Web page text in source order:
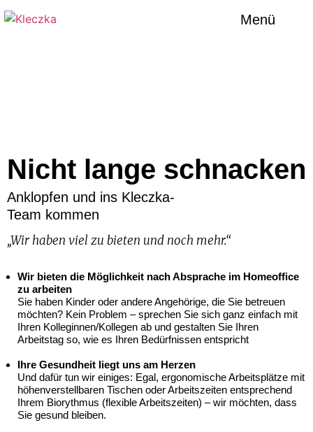
Menü
Nicht lange schnacken
Anklopfen und ins Kleczka-
Team kommen
„Wir haben viel zu bieten und noch mehr.“
Wir bieten die Möglichkeit nach Absprache im Homeoffice
zu arbeiten
Sie haben Kinder oder andere Angehörige, die Sie betreuen
möchten? Kein Problem – sprechen Sie sich ganz einfach mit
Ihren Kolleginnen/Kollegen ab und gestalten Sie Ihren
Arbeitstag so, wie es Ihren Bedürfnissen entspricht
Ihre Gesundheit liegt uns am Herzen
Und dafür tun wir einiges: Egal, ergonomische Arbeitsplätze mit
höhenverstellbaren Tischen oder Arbeitszeiten entsprechend
Ihrem Biorythmus (flexible Arbeitszeiten) – wir möchten, dass
Sie gesund bleiben.